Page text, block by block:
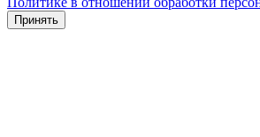
Принять